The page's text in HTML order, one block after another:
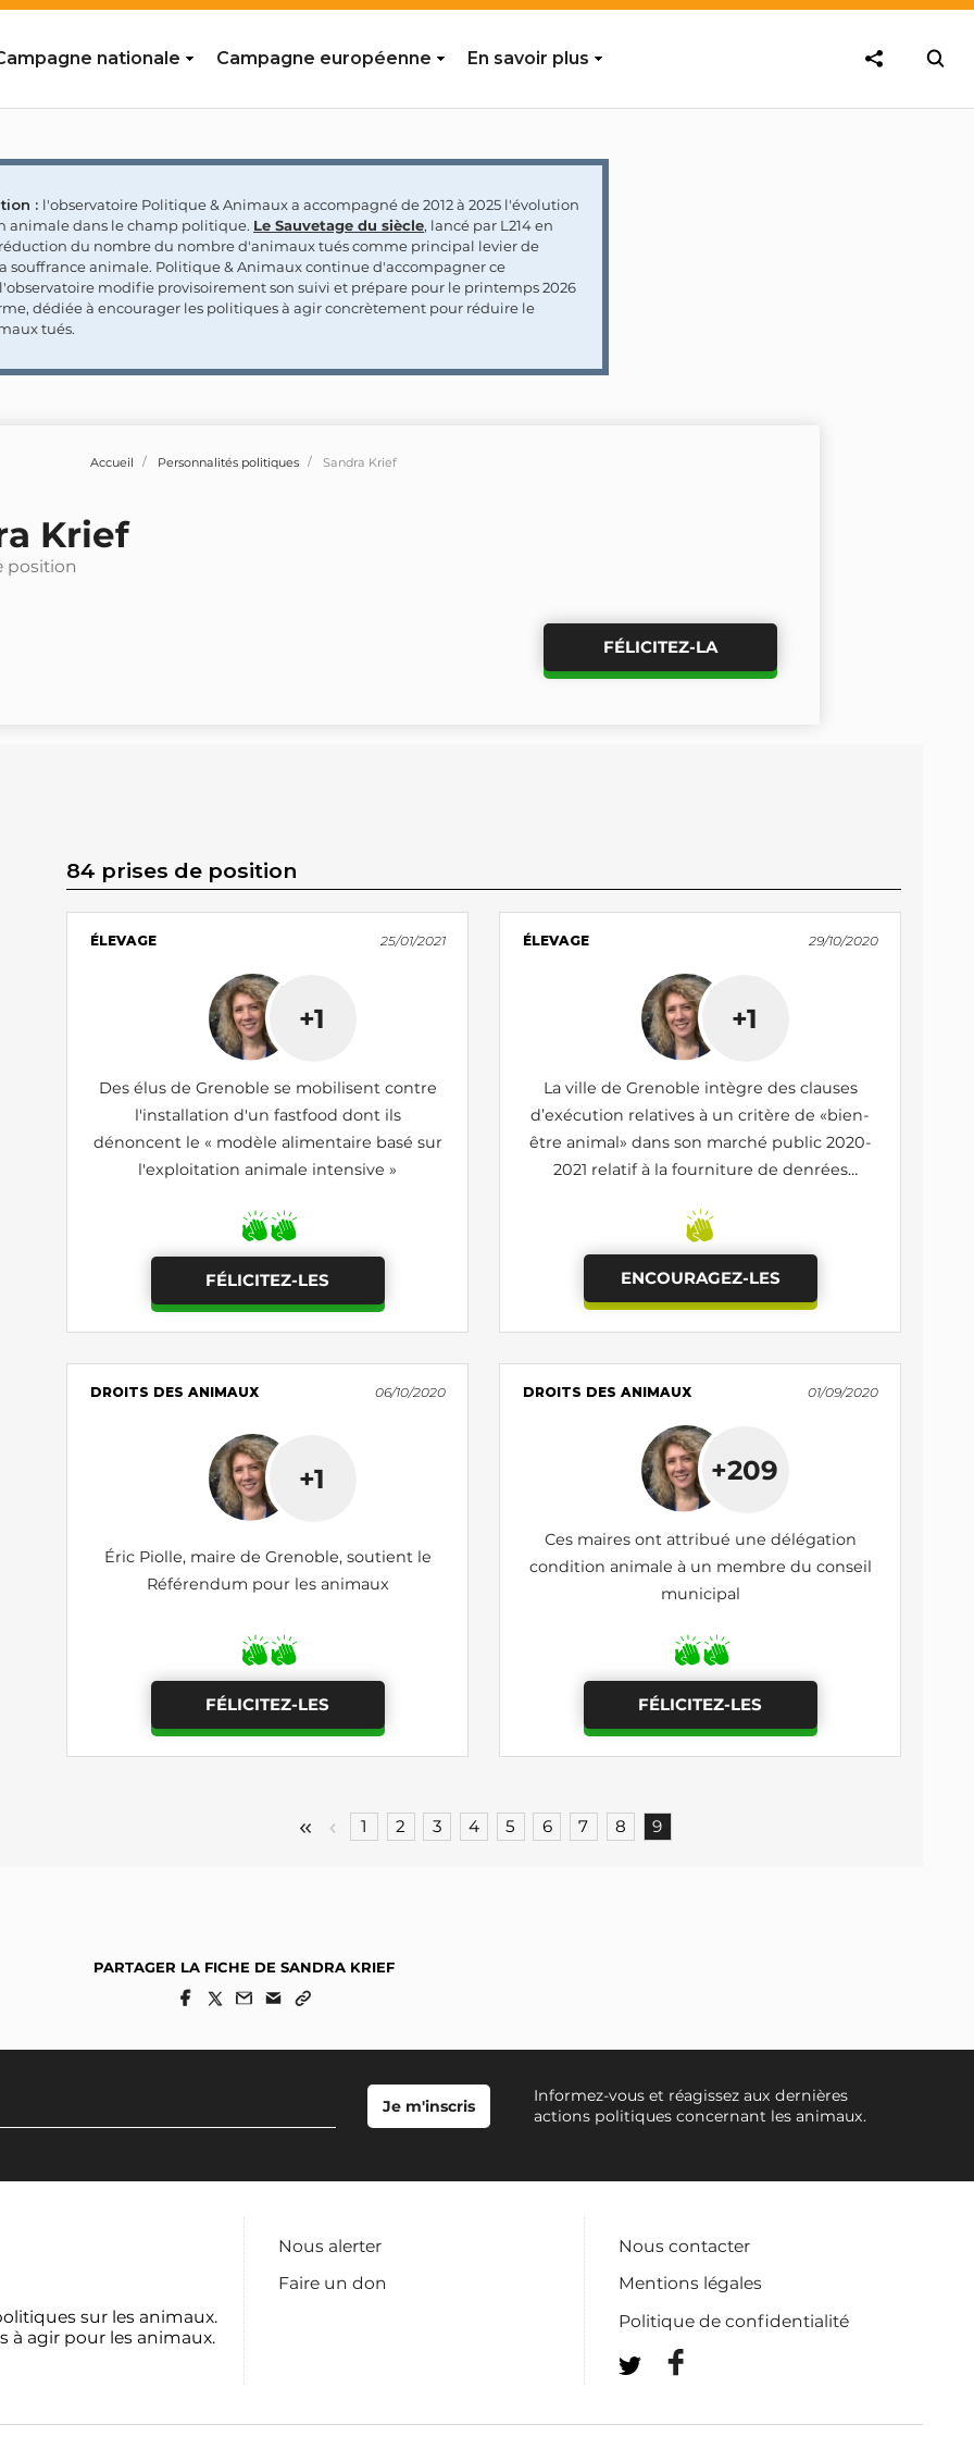
nationale Campagne européenne En savoir plus
: l'observatoire Politique & Animaux a accompagné de 2012 à 2025 l'évolution
animale dans le champ politique. Le Sauvetage du siècle, lancé par L214 en
réduction du nombre du nombre d'animaux tués comme principal levier de
souffrance animale. Politique & Animaux continue d'accompagner ce
modifie provisoirement son suivi et prépare pour le printemps 2026
dédiée à encourager les politiques à agir concrètement pour réduire le
tués.
Accueil Personnalités politiques Sandra Krief
Krief
position
FÉLICITEZ-LA
84 prises de position
ÉLEVAGE 25/01/2021
+1
Des élus de Grenoble se mobilisent contre
l'installation d'un fastfood dont ils
dénoncent le « modèle alimentaire basé sur
l'exploitation animale intensive »
FÉLICITEZ-LES
ÉLEVAGE 29/10/2020
+1
La ville de Grenoble intègre des clauses
d’exécution relatives à un critère de «bien-
être animal» dans son marché public 2020-
2021 relatif à la fourniture de denrées
de ses différents services
ENCOURAGEZ-LES
DROITS DES ANIMAUX 06/10/2020
+1
Éric Piolle, maire de Grenoble, soutient le
Référendum pour les animaux
FÉLICITEZ-LES
DROITS DES ANIMAUX 01/09/2020
+209
Ces maires ont attribué une délégation
condition animale à un membre du conseil
municipal
FÉLICITEZ-LES
1 2 3 4 5 6 7 8 9
PARTAGER LA FICHE DE SANDRA KRIEF
Informez-vous et réagissez aux dernières
actions politiques concernant les animaux.
sur les animaux.
à agir pour les animaux.
Nous alerter
Faire un don
Nous contacter
Mentions légales
Politique de confidentialité